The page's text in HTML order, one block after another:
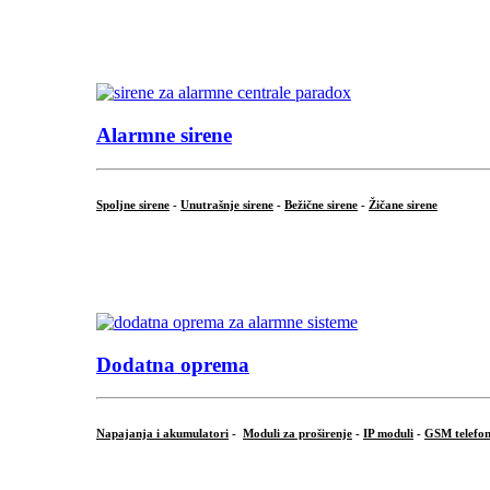
Alarmne sirene
Spoljne sirene - Unutrašnje sirene - Bežične sirene - Žičane sirene
Dodatna oprema
Napajanja i akumulatori - Moduli za proširenje - IP moduli - GSM